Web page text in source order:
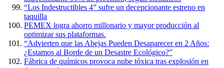
“Los Indestructibles 4” sufre un decepcionante estreno en
taquilla
PEMEX logra ahorro millonario y mayor producción al
optimizar sus plataformas.
“Advierten que las Abejas Pueden Desaparecer en 2 Años:
¿Estamos al Borde de un Desastre Ecológico?”
Fábrica de químicos provoca nube tóxica tras explosión en